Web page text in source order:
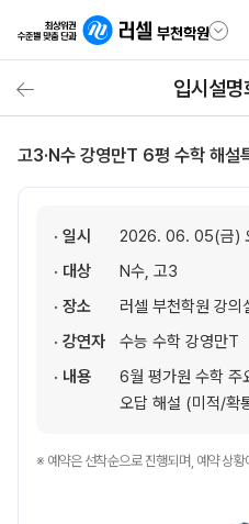
입시설명
고3·N수 강영만T 6평 수학 해설
· 일시
2026. 06. 05(금)
· 대상
N수, 고3
· 장소
러셀 부천학원 강의
· 강연자
수능 수학 강영만T
· 내용
6월 평가원 수학 주
오답 해설 (미적/확
※ 예약은 선착순으로 진행되며, 예약 상